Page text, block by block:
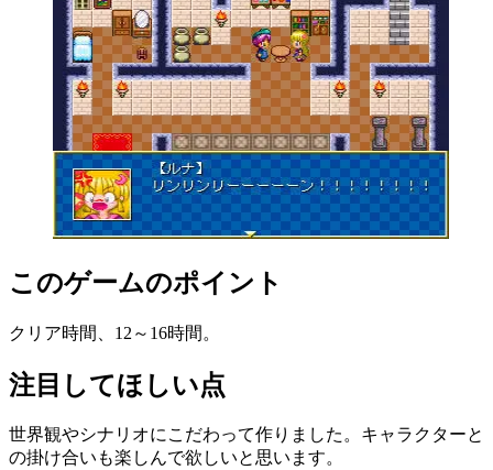
このゲームのポイント
クリア時間、12～16時間。
注目してほしい点
世界観やシナリオにこだわって作りました。キャラクターと
の掛け合いも楽しんで欲しいと思います。